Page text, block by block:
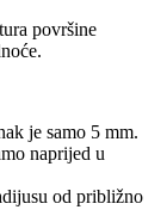
površine
je samo 5 mm.
naprijed u
od približno